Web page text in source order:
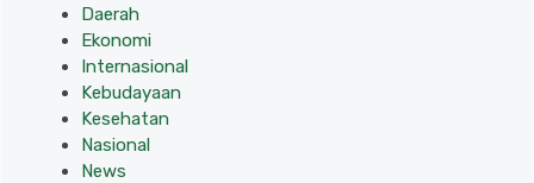
Daerah
Ekonomi
Internasional
Kebudayaan
Kesehatan
Nasional
News